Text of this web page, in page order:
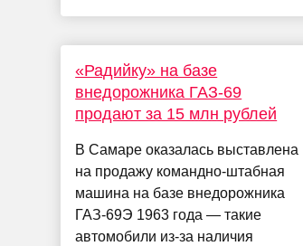
«Радийку» на базе
внедорожника ГАЗ-69
продают за 15 млн рублей
В Самаре оказалась выставлена
на продажу командно-штабная
машина на базе внедорожника
ГАЗ-69Э 1963 года — такие
автомобили из-за наличия